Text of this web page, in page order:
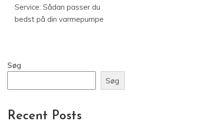
Service: Sådan passer du
bedst på din varmepumpe
Søg
Søg
Recent Posts